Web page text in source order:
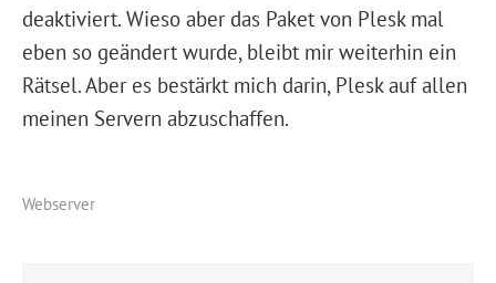
deaktiviert. Wieso aber das Paket von Plesk mal
eben so geändert wurde, bleibt mir weiterhin ein
Rätsel. Aber es bestärkt mich darin, Plesk auf allen
meinen Servern abzuschaffen.
Webserver